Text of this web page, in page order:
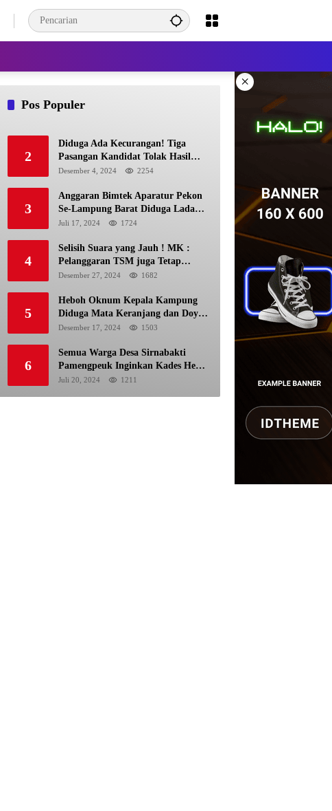
×
Pos Populer
2
Diduga Ada Kecurangan! Tiga
Pasangan Kandidat Tolak Hasil
Pilkada Kerinci 2024
Desember 4, 2024 2254
3
Anggaran Bimtek Aparatur Pekon
Se-Lampung Barat Diduga Ladang
Korupsi Buat Makan Anak Istri
Juli 17, 2024 1724
4
Selisih Suara yang Jauh ! MK :
Pelanggaran TSM juga Tetap
Mengacu pada Prinsip Keadilan
Desember 27, 2024 1682
5
Heboh Oknum Kepala Kampung
Diduga Mata Keranjang dan Doyan
Istri Orang
Desember 17, 2024 1503
6
Semua Warga Desa Sirnabakti
Pamengpeuk Inginkan Kades Herdi
Hidayat di Berhentikan Dari
Juli 20, 2024 1211